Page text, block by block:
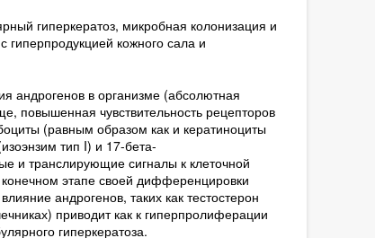
гиперкератоз, микробная колонизация и
кожного сала и
андрогенов в организме (абсолютная
повышенная чувствительность рецепторов
(равным образом как и кератиноциты
тип I) и 17-бета-
и транслирующие сигналы к клеточной
этапе своей дифференцировки
андрогенов, таких как тестостерон
приводит как к гиперпролиферации
гиперкератоза.